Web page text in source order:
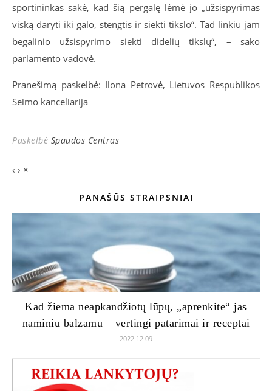
sportininkas sakė, kad šią pergalę lėmė jo „užsispyrimas
viską daryti iki galo, stengtis ir siekti tikslo“. Tad linkiu jam
begalinio užsispyrimo siekti didelių tikslų“, – sako
parlamento vadovė.
Pranešimą paskelbė: Ilona Petrovė, Lietuvos Respublikos
Seimo kanceliarija
Paskelbė Spaudos Centras
‹ › ×
PANAŠŪS STRAIPSNIAI
Kad žiema neapkandžiotų lūpų, „aprenkite“ jas
naminiu balzamu – vertingi patarimai ir receptai
2022 12 09